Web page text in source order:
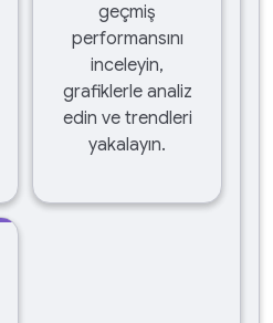
geçmiş
performansını
inceleyin,
grafiklerle analiz
edin ve trendleri
yakalayın.